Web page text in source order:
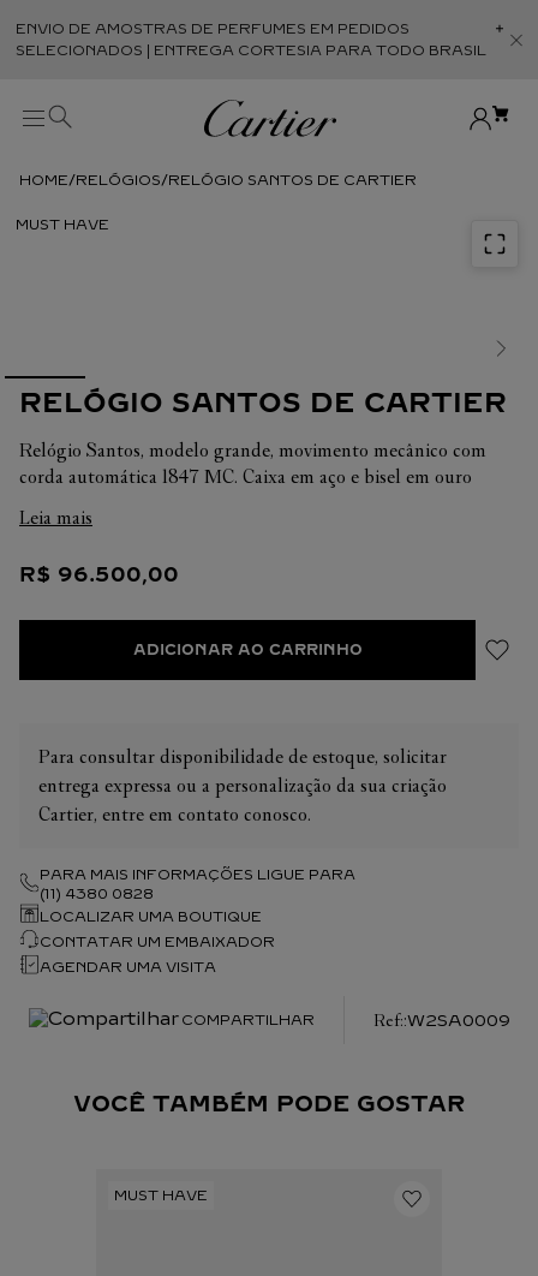
ENVIO DE AMOSTRAS DE PERFUMES EM PEDIDOS
SELECIONADOS | ENTREGA CORTESIA PARA TODO BRASIL
RELÓGIOS RELÓGIO SANTOS DE CARTIER
RELÓGIO SANTOS DE CARTIER
Relógio Santos, modelo grande, movimento mecânico com
corda automática 1847 MC. Caixa em aço e bisel em ouro
espinélio sintético facetado, mostrador opalino prateado,
Pulseira em aço com sistema de ajuste “SmartLink”. Segunda
intercambiável “QuickSwitch”. Largura da caixa: 39,8 mm,
espessura: 9,08 mm. Resistente à água até 10 bars (~100
Leia mais
R$ 96.500,00
ADICIONAR AO CARRINHO
Para consultar disponibilidade de estoque, solicitar
entrega expressa ou a personalização da sua criação
Cartier, entre em contato conosco.
PARA MAIS INFORMAÇÕES LIGUE PARA
(11) 4380 0828
LOCALIZAR UMA BOUTIQUE
CONTATAR UM EMBAIXADOR
AGENDAR UMA VISITA
COMPARTILHAR :W2SA0009
VOCÊ TAMBÉM PODE GOSTAR